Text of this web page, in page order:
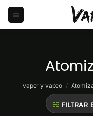
Saltar
contenido
vaper y vapeo /
FILTRAR